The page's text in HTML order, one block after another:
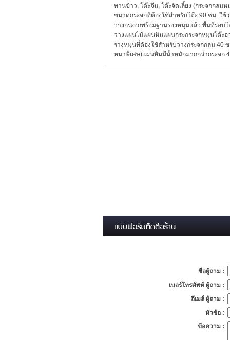
ทานข้าว โต๊ะจีน โต๊ะจัดเลี้ยง (กระจกกลม
ขนาดกระจกที่ต้องใช้สำหรับโต๊ะ 90 ซม. ใช้
วางกระจกพร้อมฐานรองหมุนแล้ว พื้นที่รอบ
วางแผ่นไม้แผ่นหินแผ่นกระกระจกหมุนโต๊ะอ
รางหมุนที่ต้องใช้สำหรับวางกระจกกลม 40
หนาพิเศษ)แผ่นหินมีน้ำหนักมากกว่ากระจก
ชื่อผู้ถาม :
เบอร์โทรศัพท์ ผู้ถาม :
อีเมล์ ผู้ถาม :
หัวข้อ :
ข้อความ :